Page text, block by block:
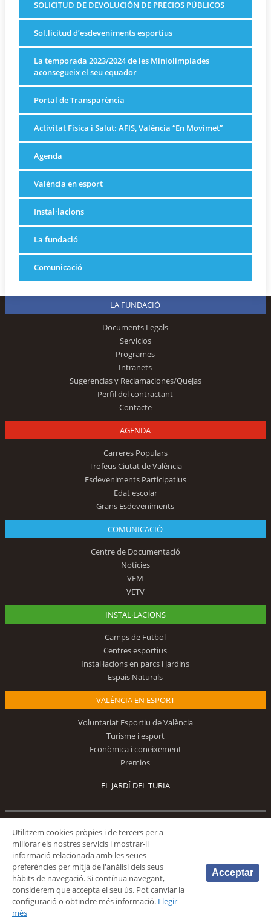
SOLICITUD DE DEVOLUCIÓN DE PRECIOS PÚBLICOS
Sol.licitud d’esdeveniments esportius
La temporada 2023/2024 de les Miniolimpiades
aconsegueix el seu equador
Portal de Transparència
Activitat Física i Salut: AFIS, València “En Movimet”
Agenda
València en esport
Instal·lacions
La fundació
Comunicació
LA FUNDACIÓ
Documents Legals
Servicios
Programes
Intranets
Sugerencias y Reclamaciones/Quejas
Perfil del contractant
Contacte
AGENDA
Carreres Populars
Trofeus Ciutat de València
Esdeveniments Participatius
Edat escolar
Grans Esdeveniments
COMUNICACIÓ
Centre de Documentació
Notícies
VEM
VETV
INSTAL·LACIONS
Camps de Futbol
Centres esportius
Instal·lacions en parcs i jardins
Espais Naturals
VALÈNCIA EN ESPORT
Voluntariat Esportiu de València
Turisme i esport
Econòmica i coneixement
Premios
EL JARDÍ DEL TURIA
© 2026 Fundación Deportiva Municipal Valencia |AVÍS LEGAL
Utilitzem cookies pròpies i de tercers per a
millorar els nostres servicis i mostrar-li
informació relacionada amb les seues
preferències per mitjà de l'anàlisi dels seus
hàbits de navegació. Si contínua navegant,
considerem que accepta el seu ús. Pot canviar la
configuració o obtindre més informació. Llegir
més
Acceptar